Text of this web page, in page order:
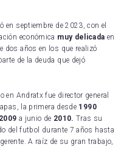
en septiembre de 2023, con el
económica muy delicada en
dos años en los que realizó
de la deuda que dejó
en Andratx fue director general
la primera desde 1990
2009 a junio de 2010. Tras su
del futbol durante 7 años hasta
A raíz de su gran trabajo,